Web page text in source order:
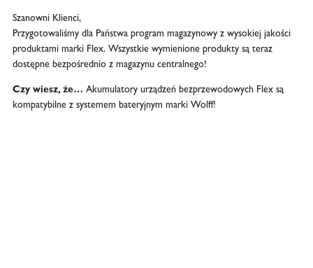
Szanowni Klienci,
Przygotowaliśmy dla Państwa program magazynowy z wysokiej jakości
produktami marki Flex. Wszystkie wymienione produkty są teraz
dostępne bezpośrednio z magazynu centralnego!
Czy wiesz, że… Akumulatory urządzeń bezprzewodowych Flex są
kompatybilne z systemem bateryjnym marki Wolff!